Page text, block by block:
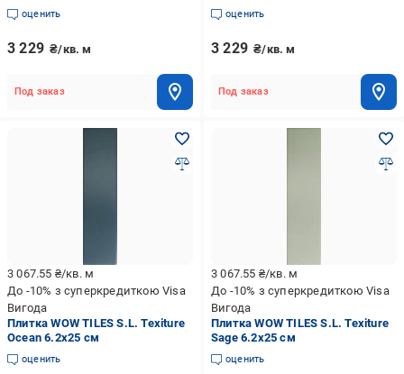
оценить
3 229 ₴/кв. м
Под заказ
оценить
3 229 ₴/кв. м
Под заказ
3 067.55 ₴/кв. м
До -10% з суперкредиткою Visa
Вигода
Плитка WOW TILES S.L. Texiture
Ocean 6.2x25 см
оценить
3 067.55 ₴/кв. м
До -10% з суперкредиткою Visa
Вигода
Плитка WOW TILES S.L. Texiture
Sage 6.2x25 см
оценить